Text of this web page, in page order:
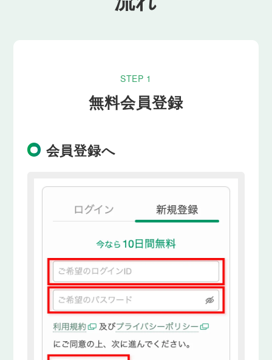
STEP 1
無料会員登録
会員登録へ